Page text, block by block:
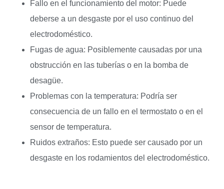
Fallo en el funcionamiento del motor: Puede
deberse a un desgaste por el uso continuo del
electrodoméstico.
Fugas de agua: Posiblemente causadas por una
obstrucción en las tuberías o en la bomba de
desagüe.
Problemas con la temperatura: Podría ser
consecuencia de un fallo en el termostato o en el
sensor de temperatura.
Ruidos extraños: Esto puede ser causado por un
desgaste en los rodamientos del electrodoméstico.